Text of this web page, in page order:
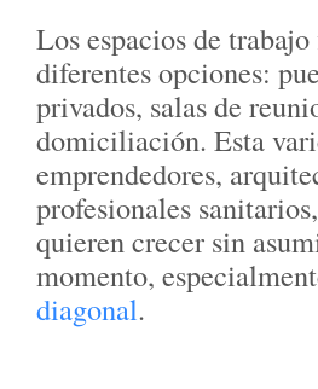
Los espacios de
diferentes opciones:
privados, salas de
domiciliación. Esta
emprendedores,
profesionales
quieren crecer sin
momento,
diagonal.